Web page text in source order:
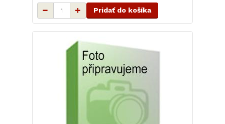
Pridať do košíka